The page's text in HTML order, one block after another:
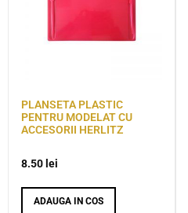
PLANSETA PLASTIC
PENTRU MODELAT CU
ACCESORII HERLITZ
8.50 lei
ADAUGA IN COS